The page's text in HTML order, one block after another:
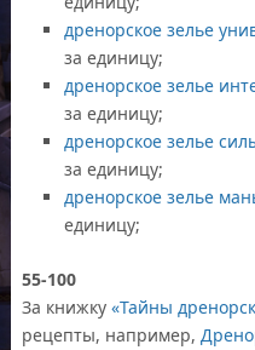
дренорское зелье
за единицу;
дренорское зелье
за единицу;
дренорское зелье
за единицу;
дренорское зелье
единицу;
55-100
За книжку«Тайны
рецепты, например,